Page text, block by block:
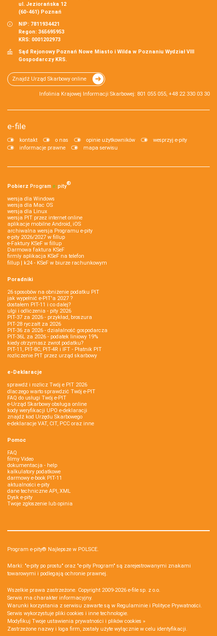
ul. Jeziorańska 12
(60-461) Poznań
NIP: 7811934421
Regon: 365695953
KRS: 0001202973
Sąd Rejonowy Poznań Nowe Miasto i Wilda w Poznaniu Wydział VIII
Gospodarczy KRS.
Znajdź Urząd Skarbowy online
Infolinia Krajowej Informacji Skarbowej: 801 055 055, +48 22 330 03 30
e-file
kontakt o nas opinie użytkowników
wesprzyj e-pity
informacje prawne
mapa serwisu
Pobierz Program e‑pity®
wersja dla Windows
wersja dla Mac OS
wersja dla Linux
wersja PIT przez internet online
aplikacje mobilne Android, iOS
archiwalna wersja Programu e-pity
e-pity 2026/2027 w fillup
e‑Faktury KSeF w fillup
Darmowa faktura KSeF
firmly aplikacja KSeF na telefon
fillup | k24 - KSeF w biurze rachunkowym
Poradniki
26 sposobów na obniżenie podatku PIT
jak wypełnić e-PIT'a 2027 ?
dostałem PIT-11 i co dalej?
ulgi i odliczenia - pity 2026
PIT-37 za 2026 - przykład, broszura
PIT-28 ryczałt za 2026
PIT-36 za 2026 - działalność gospodarcza
PIT-36L za 2026 - podatek liniowy 19%
kiedy otrzymasz zwrot podatku?
PIT-11, PIT-8C, PIT-4R i IFT - Płatnik PIT
rozliczenie PIT przez urząd skarbowy
e-Deklaracje
sprawdź i rozlicz Twój e PIT 2026
dlaczego warto sprawdzić Twój e-PIT
FAQ do usługi Twój e-PIT
e-Urząd Skarbowy obsługa online
kody weryfikacji UPO e-deklaracji
znajdź kod Urzędu Skarbowego
e-deklaracje VAT, CIT, PCC oraz inne
Pomoc
FAQ
filmy Video
dokumentacja - help
kalkulatory podatkowe
darmowy e-book PIT-11
aktualności e-pity
dane techniczne API, XML
Dysk e-pity
Twoje zgłoszenie lub opinia
Program e-pity® Najlepsze w POLSCE.
Marki: "e-pity po prostu" oraz "e-pity Program" są zarejestrowanymi znakami
towarowymi i podlegają ochronie prawnej.
Wszelkie prawa zastrzeżone. Copyright 2009-2026 e-file sp. z o.o.
Serwis ma charakter informacyjny.
Warunki korzystania z serwisu zawarte są w Regulaminie i Polityce Prywatności.
Serwis wykorzystuje pliki cookies i inne technologie.
Modyfikuj Twoje ustawienia prywatności i plików cookies »
Zastrzeżone nazwy i loga firm, zostały użyte wyłącznie w celu identyfikacji.